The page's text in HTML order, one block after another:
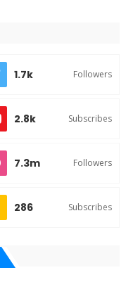
1.7k Followers
2.8k Subscribes
7.3m Followers
286 Subscribes